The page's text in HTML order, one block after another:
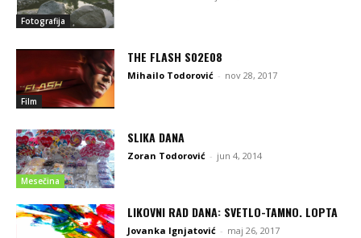
Fotografija
Film
THE FLASH S02E08
Mihailo Todorović - nov 28, 2017
Mesečina
SLIKA DANA
Zoran Todorović - jun 4, 2014
LIKOVNI RAD DANA: SVETLO-TAMNO. LOPTA
Jovanka Ignjatović - maj 26, 2017